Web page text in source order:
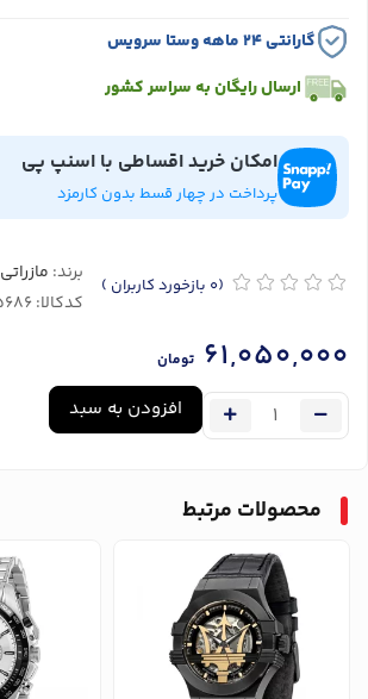
گارانتی ۲۴ ماهه وستا سرویس
ارسال رایگان به سراسر کشور
امکان خرید اقساطی با اسنپ پی
پرداخت در چهار قسط بدون کارمزد
(0 بازخورد کاربران ) برند: مازراتی
کدکالا:
61,050,000 تومان
افزودن به سبد
محصولات مرتبط